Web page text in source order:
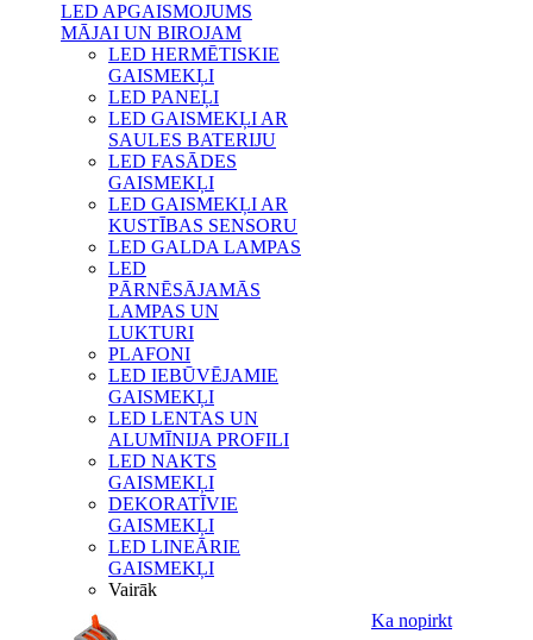
LED APGAISMOJUMS
MĀJAI UN BIROJAM
LED HERMĒTISKIE
GAISMEKĻI
LED PANEĻI
LED GAISMEKĻI AR
SAULES BATERIJU
LED FASĀDES
GAISMEKĻI
LED GAISMEKĻI AR
KUSTĪBAS SENSORU
LED GALDA LAMPAS
LED
PĀRNĒSĀJAMĀS
LAMPAS UN
LUKTURI
PLAFONI
LED IEBŪVĒJAMIE
GAISMEKĻI
LED LENTAS UN
ALUMĪNIJA PROFILI
LED NAKTS
GAISMEKĻI
DEKORATĪVIE
GAISMEKĻI
LED LINEĀRIE
GAISMEKĻI
Vairāk
Ka nopirkt